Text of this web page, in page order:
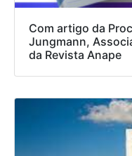
Com artigo da
Jungmann,
da Revista Anape